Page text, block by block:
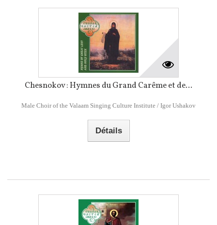
Chesnokov : Hymnes du Grand Carême et de...
Male Choir of the Valaam Singing Culture Institute / Igor Ushakov
Détails